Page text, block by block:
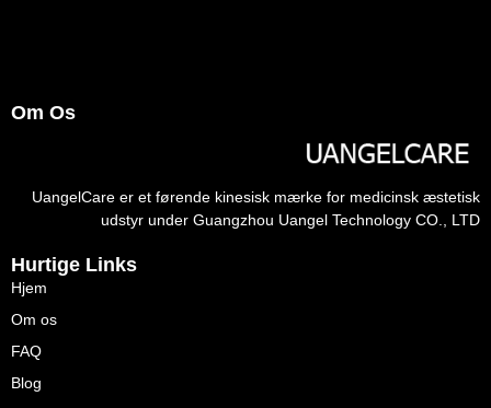
Om Os
UangelCare er et førende kinesisk mærke for medicinsk æstetisk
udstyr under Guangzhou Uangel Technology CO., LTD
Hurtige Links
Hjem
Om os
FAQ
Blog